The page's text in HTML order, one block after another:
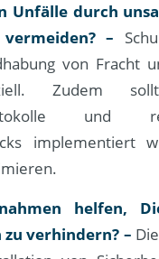
Unfälle durch
–
von Fracht
Zudem
und
implementiert
helfen,
verhindern? –